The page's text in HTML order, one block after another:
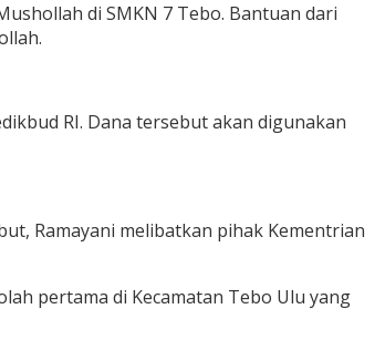
di SMKN 7 Tebo. Bantuan dari
RI. Dana tersebut akan digunakan
Ramayani melibatkan pihak Kementrian
pertama di Kecamatan Tebo Ulu yang